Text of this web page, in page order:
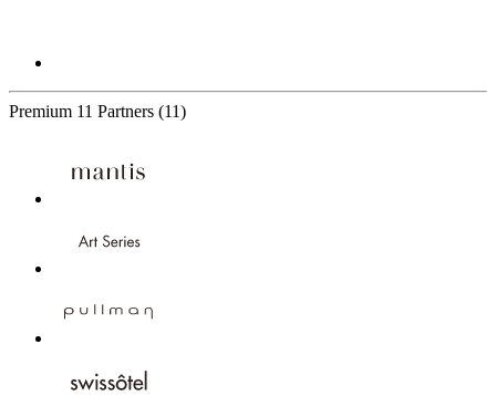
Premium 11 Partners (11)